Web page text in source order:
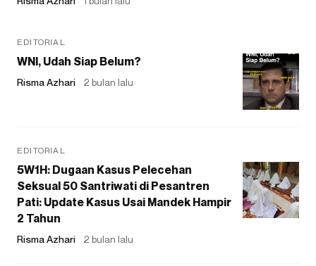
EDITORIAL
WNI, Udah Siap Belum?
Risma Azhari 2 bulan lalu
EDITORIAL
5W1H: Dugaan Kasus Pelecehan
Seksual 50 Santriwati di Pesantren
Pati: Update Kasus Usai Mandek Hampir
2 Tahun
Risma Azhari 2 bulan lalu